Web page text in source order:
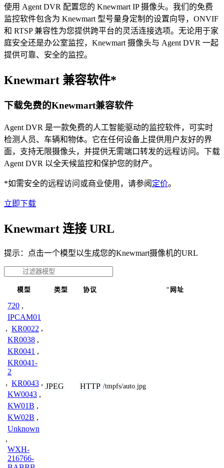
使用 Agent DVR 配置您的 Knewmart IP 摄像头。我们的免费
监控软件包含为 Knewmart 型号量身定制的设置向导，ONVIF
和 RTSP 兼容性为您提供跨平台的灵活连接选项。无论用于家
庭安全还是办公室监控，Knewmart 摄像头与 Agent DVR 一起
提供可靠、安全的监控。
Knewmart 兼容软件*
下载免费的Knewmart兼容软件
Agent DVR 是一款免费的人工智能驱动的监控软件，可实时
检测人员、车辆和物体。它在任何设备上提供用户友好的界
面，支持无限摄像头，并提供无需端口转发的远程访问。下载
Agent DVR 以全天候监控和保护您的财产。
*如需安全的远程访问或商业使用，请参阅 定价。
立即下载
Knewmart 连接 URL
提示：点击一个模型以生成您的Knewmart摄像机的URL
模型 类型 协议 "网址
720 ,
IPCAM01
, KR0022 ,
KR0038 ,
KR0041 ,
KR0041-
2
, KR0043 ,
KW0043 ,
KW01B ,
KW02B ,
Unknown
,
WXH-
216766-
JPEG HTTP /tmpfs/auto.jpg